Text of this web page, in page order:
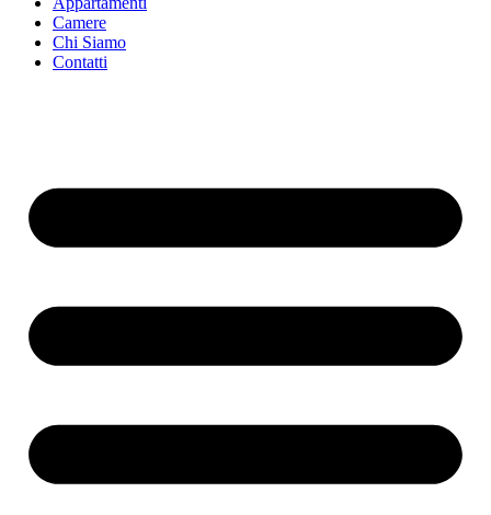
Camere
Chi Siamo
Contatti